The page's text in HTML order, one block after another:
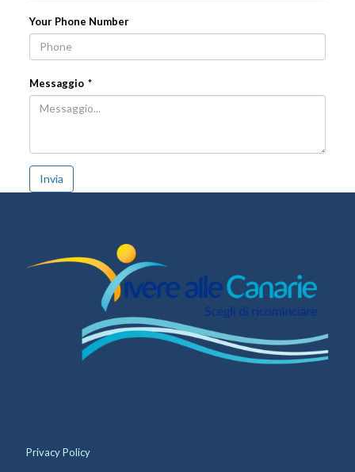
Your Phone Number
Messaggio *
Invia
Privacy Policy